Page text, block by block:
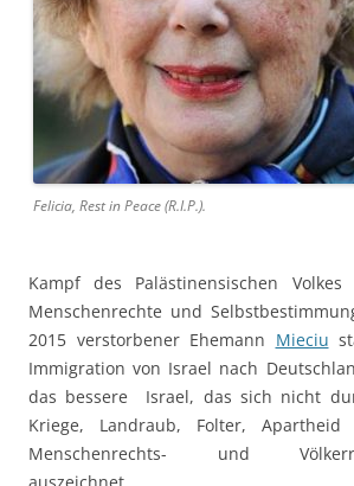
Felicia, Rest in Peace (R.I.P.).
Kampf des Palästinensischen
Menschenrechte und
2015 verstorbener Ehemann Mieciu
Immigration von Israel nach
das bessere Israel, das sich nicht
Kriege, Landraub, Folter, Apartheid
Menschenrechts- und